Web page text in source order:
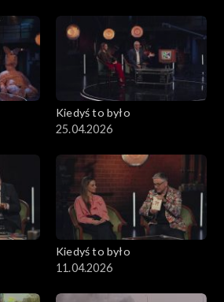
Kiedyś to było
25.04.2026
Kiedyś to było
11.04.2026